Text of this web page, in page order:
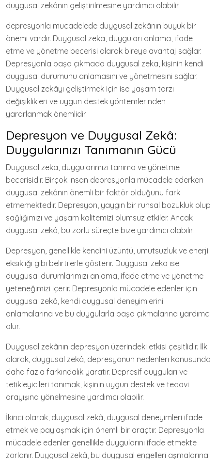
duygusal zekânın geliştirilmesine yardımcı olabilir.
depresyonla mücadelede duygusal zekânın büyük bir
önemi vardır. Duygusal zeka, duyguları anlama, ifade
etme ve yönetme becerisi olarak bireye avantaj sağlar.
Depresyonla başa çıkmada duygusal zeka, kişinin kendi
duygusal durumunu anlamasını ve yönetmesini sağlar.
Duygusal zekâyı geliştirmek için ise yaşam tarzı
değişiklikleri ve uygun destek yöntemlerinden
yararlanmak önemlidir.
Depresyon ve Duygusal Zekâ:
Duygularınızı Tanımanın Gücü
Duygusal zeka, duygularımızı tanıma ve yönetme
becerisidir. Birçok insan depresyonla mücadele ederken
duygusal zekânın önemli bir faktör olduğunu fark
etmemektedir. Depresyon, yaygın bir ruhsal bozukluk olup
sağlığımızı ve yaşam kalitemizi olumsuz etkiler. Ancak
duygusal zekâ, bu zorlu süreçte bize yardımcı olabilir.
Depresyon, genellikle kendini üzüntü, umutsuzluk ve enerji
eksikliği gibi belirtilerle gösterir. Duygusal zeka ise
duygusal durumlarımızı anlama, ifade etme ve yönetme
yeteneğimizi içerir. Depresyonla mücadele edenler için
duygusal zekâ, kendi duygusal deneyimlerini
anlamalarına ve bu duygularla başa çıkmalarına yardımcı
olur.
Duygusal zekânın depresyon üzerindeki etkisi çeşitlidir. İlk
olarak, duygusal zekâ, depresyonun nedenleri konusunda
daha fazla farkındalık yaratır. Depresif duyguları ve
tetikleyicileri tanımak, kişinin uygun destek ve tedavi
arayışına yönelmesine yardımcı olabilir.
İkinci olarak, duygusal zekâ, duygusal deneyimleri ifade
etmek ve paylaşmak için önemli bir araçtır. Depresyonla
mücadele edenler genellikle duygularını ifade etmekte
zorlanır. Duygusal zekâ, bu duygusal engelleri aşmalarına